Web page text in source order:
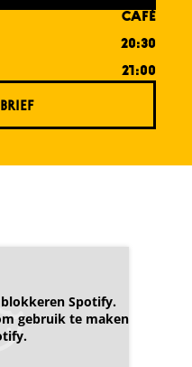
CAFÉ
20:30
21:00
Spotify.
gebruik te maken